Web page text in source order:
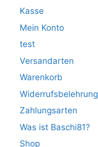
Kasse
Mein Konto
test
Versandarten
Warenkorb
Widerrufsbelehrung
Zahlungsarten
Was ist Baschi81?
Shop